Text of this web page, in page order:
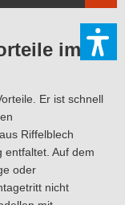
im
Er ist schnell
Riffelblech
entfaltet. Auf dem
oder
nicht